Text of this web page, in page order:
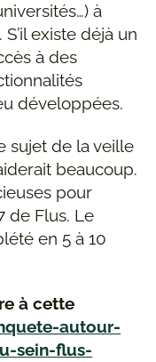
à
existe déjà un
à des
développées.
sujet de la veille
beaucoup.
pour
de Flus. Le
en 5 à 10
à cette
autour-
sein-flus-